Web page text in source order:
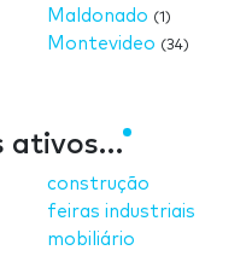
Maldonado (1)
Montevideo (34)
ativos…
construção
feiras industriais
mobiliário